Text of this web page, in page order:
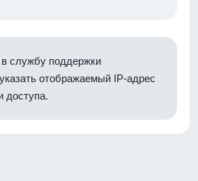
службу поддержки
отображаемый IP-адрес
доступа.